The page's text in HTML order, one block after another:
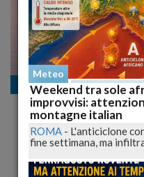
Politica
Porto di Vasto in
Piano Regolatore
Meteo
Weekend tra sole
improvvisi:
montagne italian
ROMA - L'anticiclone
fine settimana, ma